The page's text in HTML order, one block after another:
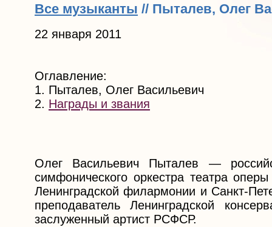
Все музыканты // Пыталев, Олег
22 января 2011
Оглавление:
1. Пыталев, Олег Васильевич
2. Награды и звания
Олег Васильевич Пыталев —
симфонического оркестра театра
Ленинградской филармонии и Санкт-
преподаватель Ленинградской
заслуженный артист РСФСР.